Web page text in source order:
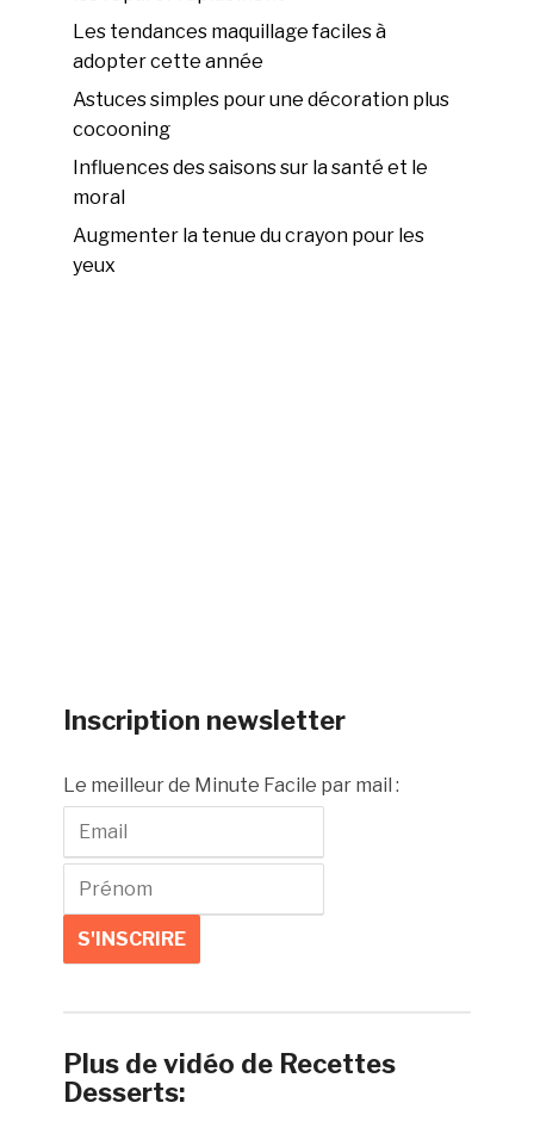
Les tendances maquillage faciles à
adopter cette année
Astuces simples pour une décoration plus
cocooning
Influences des saisons sur la santé et le
moral
Augmenter la tenue du crayon pour les
yeux
Inscription newsletter
Le meilleur de Minute Facile par mail :
Plus de vidéo de Recettes
Desserts: